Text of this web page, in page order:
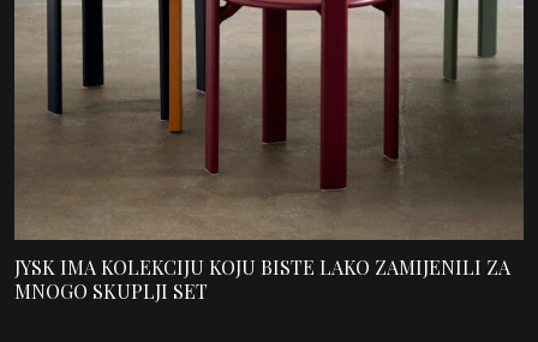
JYSK IMA KOLEKCIJU KOJU BISTE LAKO ZAMIJENILI ZA
MNOGO SKUPLJI SET